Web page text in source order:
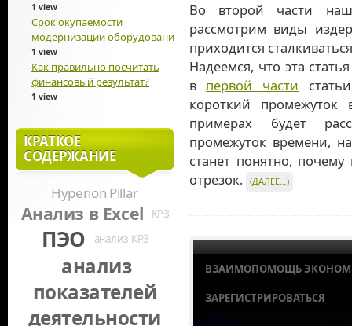
Во второй части
рассмотрим виды
приходится
Надеемся, что эта
в первой части
короткий
примерах будет
промежуток времени,
станет понятно,
отрезок. (ДАЛЕЕ…)
ВЗАИМОПОМОЩЬ
ЗАРЕГИСТРИРОВАТЬСЯ
1 view
Срок окупаемости
модернизации оборудования
1 view
Как правильно посчитать
финансовый результат?
1 view
КРАТКОЕ
СОДЕРЖАНИЕ
Hyperion Pillar
Анализ в Excel КРЗ
ПЭО анализ КРЗ
анализ
показателей
деятельности